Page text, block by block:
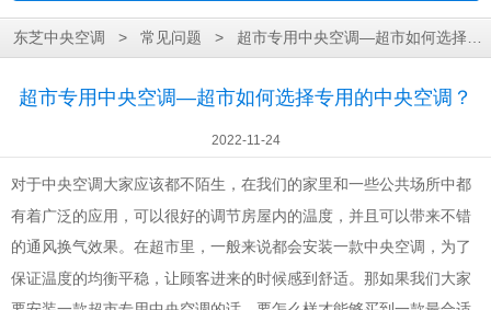
东芝中央空调 > 常见问题 > 超市专用中央空调—超市如何选择专用的中央空调？
超市专用中央空调—超市如何选择专用的中央空调？
2022-11-24
对于中央空调 大家应该都不陌生，在我们的家里和一些公共场所中都
有着广泛的应用，可以很好的调节房屋内的温度，并且可以带来不错
的通风换气效果。在超市里，一般来说都会安装一款中央空调 ，为了
保证温度的均衡平稳，让顾客进来的时候感到舒适。那如果我们大家